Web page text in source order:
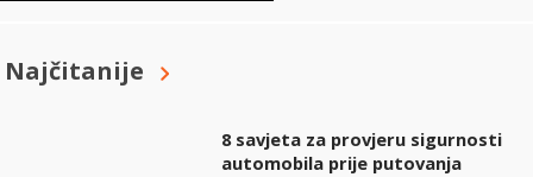
Najčitanije
8 savjeta za provjeru sigurnosti
automobila prije putovanja